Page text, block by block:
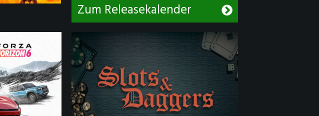
Zum Releasekalender